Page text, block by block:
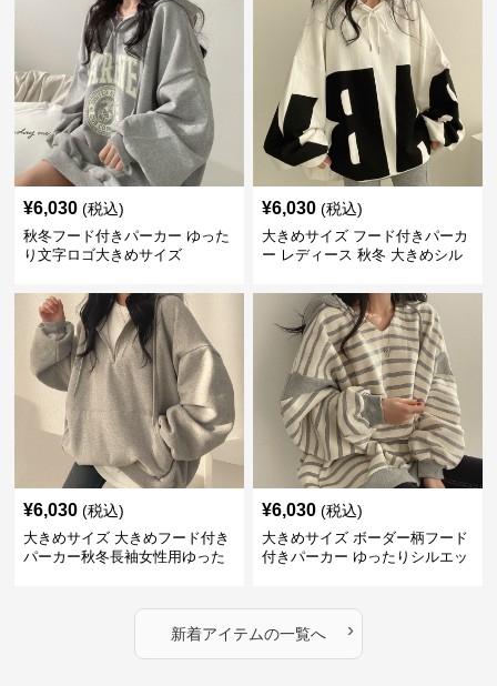
¥6,030 (税込)
秋冬フード付きパーカー ゆった
り文字ロゴ大きめサイズ
¥6,030 (税込)
大きめサイズ フード付きパーカ
ー レディース 秋冬 大きめシル
¥6,030 (税込)
大きめサイズ 大きめフード付き
パーカー秋冬長袖女性用ゆった
¥6,030 (税込)
大きめサイズ ボーダー柄フード
付きパーカー ゆったりシルエッ
新着アイテムの一覧へ ›